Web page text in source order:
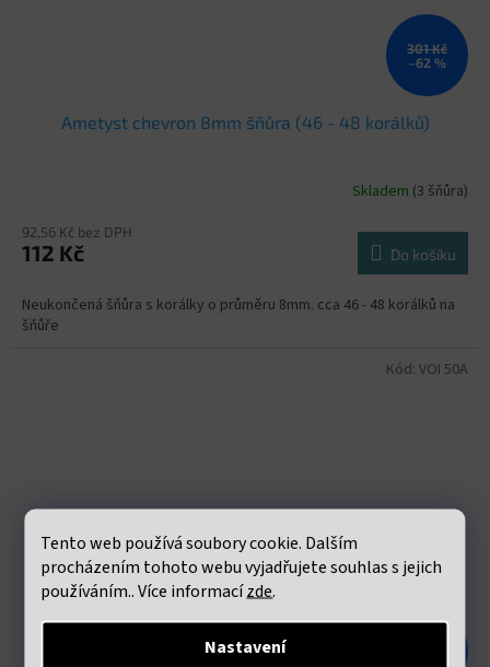
Tento web používá soubory cookie. Dalším
procházením tohoto webu vyjadřujete souhlas s jejich
používáním.. Více informacízde.
Nastavení
301 Kč
–62 %
Ametyst chevron 8mm šňůra (46 - 48 korálků)
Skladem (3 šňůra)
92,56 Kč bez DPH
112 Kč Do košíku
Neukončená šňůra s korálky o průměru 8mm. cca 46 - 48 korálků na
šňůře
Kód: VOI 50A